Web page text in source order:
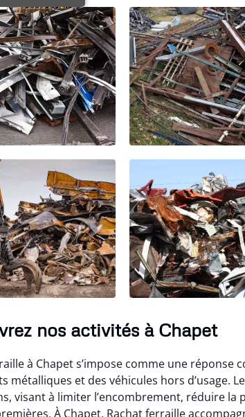
nos activités à Chapet
à Chapet s’impose comme une
métalliques et des véhicules hors d’usage.
visant à limiter l’encombrement, réduire
À Chapet, Rachat ferraille